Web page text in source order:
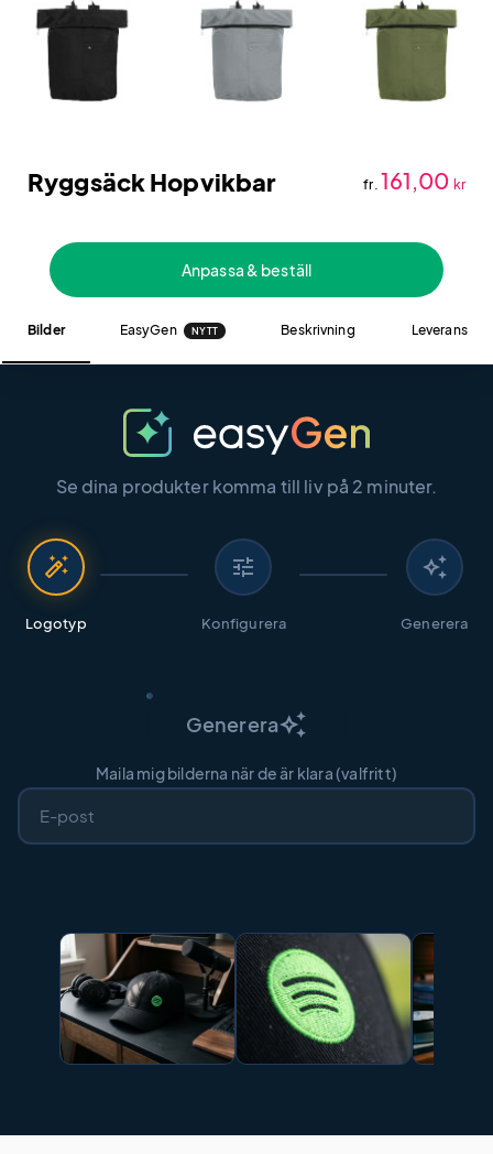
Ryggsäck Hopvikbar fr. 161,00 kr
Anpassa & beställ
Bilder EasyGen NYTT Beskrivning Leverans
Se dina produkter komma till liv på 2 minuter.
auto_fix_high
Logotyp
tune
Konfigurera
auto_awesome
Generera
Genereraauto_awesome
Maila mig bilderna när de är klara (valfritt)